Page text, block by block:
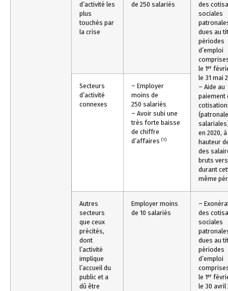
d’activité les
plus
touchés par
la crise
de 250 salariés
des
sociales
dues au
périodes
d’emploi
le 1er
le 31 mai
– Aide au
paiement
en 2020, à
hauteur
des
bruts
durant
même
Secteurs
d’activité
connexes
– Employer
moins de
250 salariés
– Avoir subi une
très forte baisse
de chiffre
d’affaires (1)
Autres
secteurs
que ceux
précités,
dont
l’activité
implique
l’accueil du
public et a
dû être
Employer moins
de 10 salariés
–
des
sociales
dues au
périodes
d’emploi
le 1er
le 30 avril